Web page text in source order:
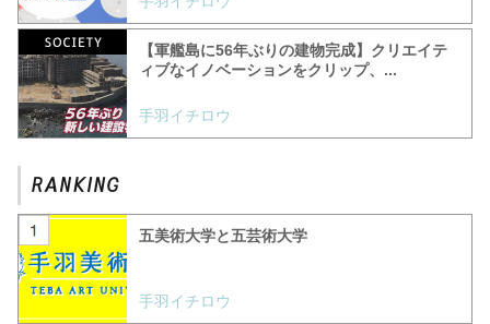
【軍艦島に56年ぶりの建物完成】クリエイテ
ィブなイノベーションをクリップ、...
手羽イチロウ
五美術大学と五芸術大学
手羽イチロウ